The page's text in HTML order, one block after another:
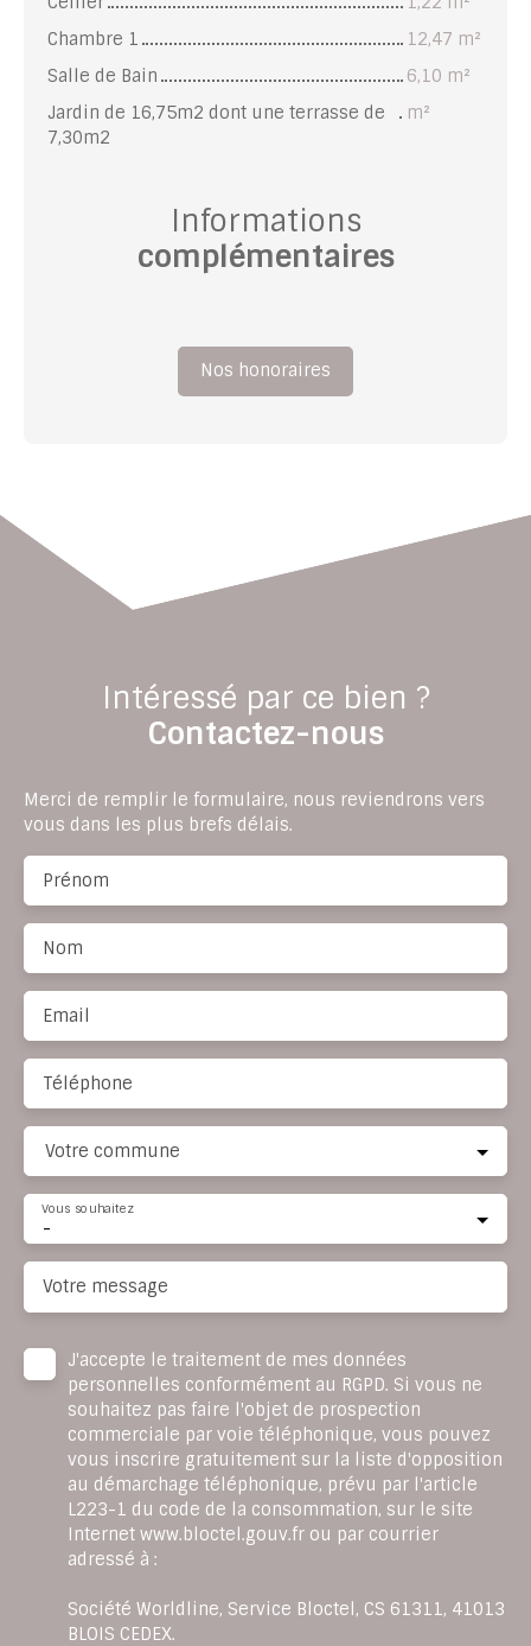
Chambre 1
12,47 m²
Salle de Bain
6,10 m²
Jardin de 16,75m2 dont une terrasse de
7,30m2
m²
Informations
complémentaires
Nos honoraires
Intéressé par ce bien ?
Contactez-nous
Merci de remplir le formulaire, nous reviendrons vers
vous dans les plus brefs délais.
Prénom
Nom
Email
Téléphone
Votre commune
-
Vous souhaitez
Votre message
J'accepte le traitement de mes données
personnelles conformément au RGPD. Si vous ne
souhaitez pas faire l'objet de prospection
commerciale par voie téléphonique, vous pouvez
vous inscrire gratuitement sur la liste d'opposition
au démarchage téléphonique, prévu par l'article
L223-1 du code de la consommation, sur le site
Internet www.bloctel.gouv.fr ou par courrier
adressé à :
Société Worldline, Service Bloctel, CS 61311, 41013
BLOIS CEDEX.